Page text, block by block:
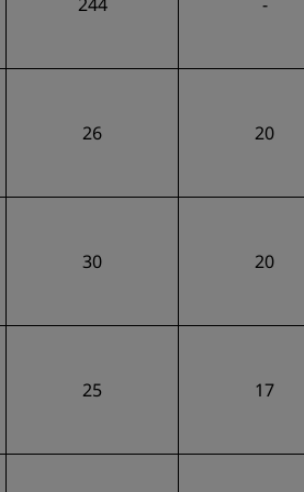
26 20
30 20
25 17